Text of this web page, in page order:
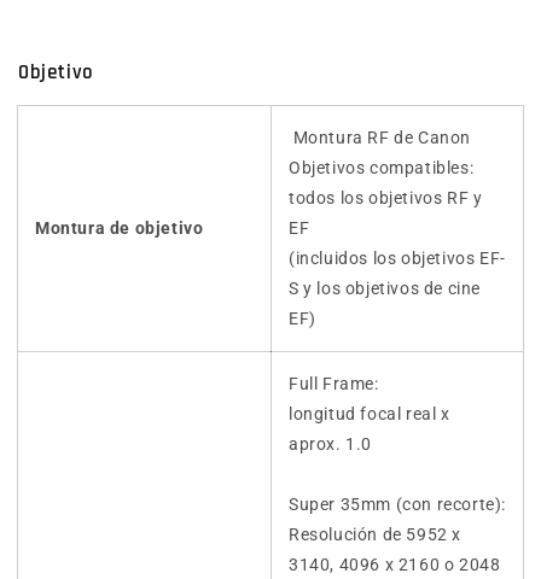
Objetivo
Montura de objetivo
Montura RF de Canon
Objetivos compatibles:
todos los objetivos RF y
EF
(incluidos los objetivos EF-
S y los objetivos de cine
EF)
Full Frame:
longitud focal real x
aprox. 1.0
Super 35mm (con recorte):
Resolución de 5952 x
3140, 4096 x 2160 o 2048